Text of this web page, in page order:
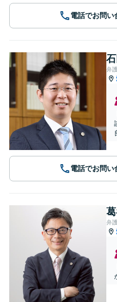
電話でお問い
弁
電話でお問い
弁